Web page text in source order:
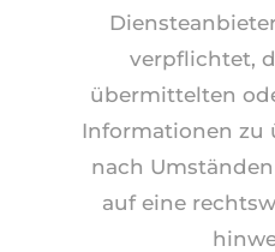
verpflichtet,
übermittelten
Informationen zu
nach
auf eine